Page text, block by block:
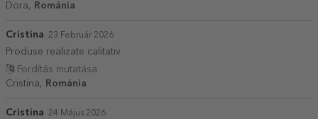
Dora,
Románia
Cristina 23 Február 2026
Produse realizate calitativ
Fordítás mutatása
Cristina,
Románia
Cristina 24 Május 2026